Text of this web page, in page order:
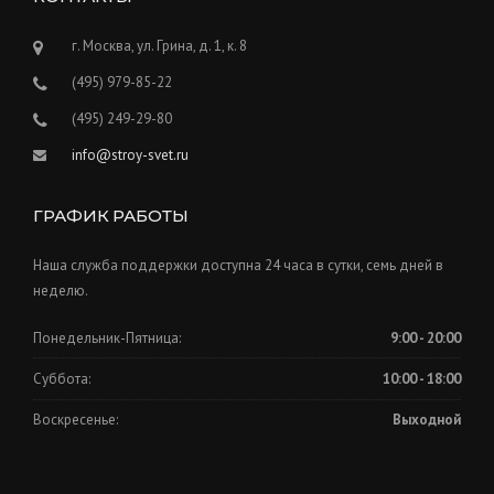
г. Москва, ул. Грина, д. 1, к. 8
(495) 979-85-22
(495) 249-29-80
info@stroy-svet.ru
ГРАФИК РАБОТЫ
Наша служба поддержки доступна 24 часа в сутки, семь дней в
неделю.
Понедельник-Пятница: 9:00 - 20:00
Суббота: 10:00 - 18:00
Воскресенье: Выходной